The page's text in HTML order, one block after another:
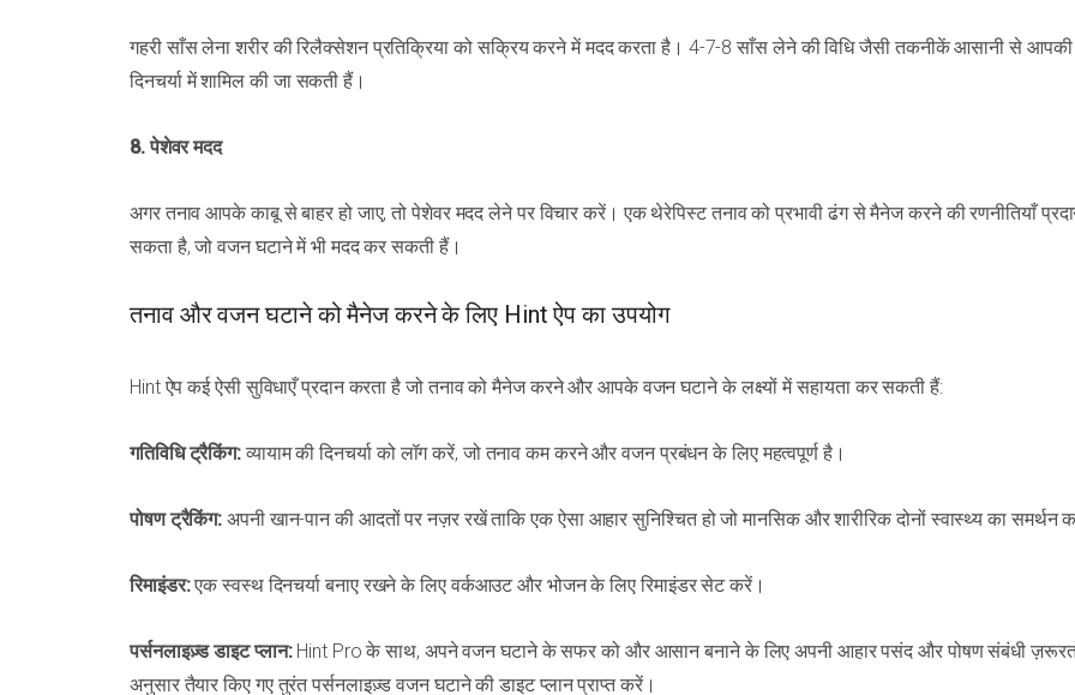
गहरी साँस लेना शरीर की रिलैक्सेशन प्रतिक्रिया को सक्रिय करने में मदद करता है। 4-7-8 साँस लेने की विधि जैसी तकनीकें आसानी से आपकी
दिनचर्या में शामिल की जा सकती हैं।
8. पेशेवर मदद
अगर तनाव आपके काबू से बाहर हो जाए, तो पेशेवर मदद लेने पर विचार करें। एक थेरेपिस्ट तनाव को प्रभावी ढंग से मैनेज करने की रणनीतियाँ
सकता है, जो वजन घटाने में भी मदद कर सकती हैं।
तनाव और वजन घटाने को मैनेज करने के लिए Hint ऐप का उपयोग
Hint ऐप कई ऐसी सुविधाएँ प्रदान करता है जो तनाव को मैनेज करने और आपके वजन घटाने के लक्ष्यों में सहायता कर सकती हैं:
गतिविधि ट्रैकिंग: व्यायाम की दिनचर्या को लॉग करें, जो तनाव कम करने और वजन प्रबंधन के लिए महत्वपूर्ण है।
पोषण ट्रैकिंग: अपनी खान-पान की आदतों पर नज़र रखें ताकि एक ऐसा आहार सुनिश्चित हो जो मानसिक और शारीरिक दोनों स्वास्थ्य का समर्थन
रिमाइंडर:एक स्वस्थ दिनचर्या बनाए रखने के लिए वर्कआउट और भोजन के लिए रिमाइंडर सेट करें।
पर्सनलाइज़्ड डाइट प्लान:Hint Pro के साथ, अपने वजन घटाने के सफर को और आसान बनाने के लिए अपनी आहार पसंद और पोषण संबंधी
अनुसार तैयार किए गए तुरंत पर्सनलाइज़्ड वजन घटाने की डाइट प्लान प्राप्त करें।